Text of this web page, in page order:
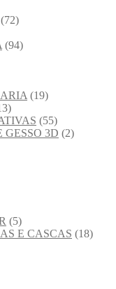
(72)
(94)
(19)
(55)
3D (2)
(5)
E CASCAS (18)